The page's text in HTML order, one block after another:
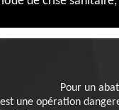
Pour un
est une opération